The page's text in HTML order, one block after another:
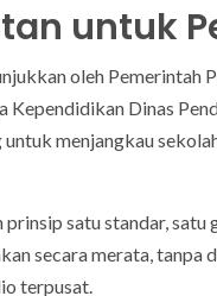
untuk
oleh Pemerintah
Kependidikan Dinas
menjangkau
satu standar, satu
secara merata, tanpa
terpusat.